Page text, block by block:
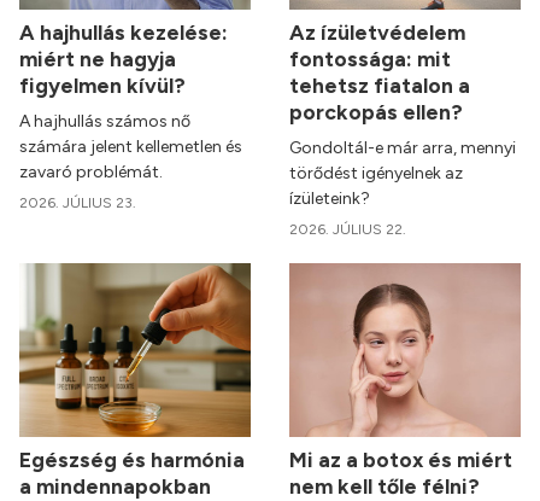
A hajhullás kezelése:
miért ne hagyja
figyelmen kívül?
A hajhullás számos nő
számára jelent kellemetlen és
zavaró problémát.
2026. JÚLIUS 23.
Az ízületvédelem
fontossága: mit
tehetsz fiatalon a
porckopás ellen?
Gondoltál-e már arra, mennyi
törődést igényelnek az
ízületeink?
2026. JÚLIUS 22.
Egészség és harmónia
a mindennapokban
Mi az a botox és miért
nem kell tőle félni?